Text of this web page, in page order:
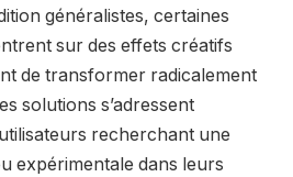
généralistes, certaines
sur des effets créatifs
de transformer radicalement
solutions s’adressent
recherchant une
expérimentale dans leurs